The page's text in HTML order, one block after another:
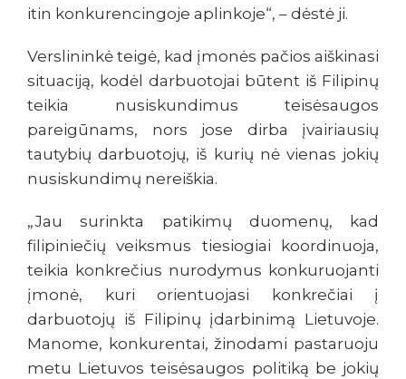
itin konkurencingoje aplinkoje“, – dėstė ji.
Verslininkė teigė, kad įmonės pačios aiškinasi
situaciją, kodėl darbuotojai būtent iš Filipinų
teikia nusiskundimus teisėsaugos
pareigūnams, nors jose dirba įvairiausių
tautybių darbuotojų, iš kurių nė vienas jokių
nusiskundimų nereiškia.
„Jau surinkta patikimų duomenų, kad
filipiniečių veiksmus tiesiogiai koordinuoja,
teikia konkrečius nurodymus konkuruojanti
įmonė, kuri orientuojasi konkrečiai į
darbuotojų iš Filipinų įdarbinimą Lietuvoje.
Manome, konkurentai, žinodami pastaruoju
metu Lietuvos teisėsaugos politiką be jokių